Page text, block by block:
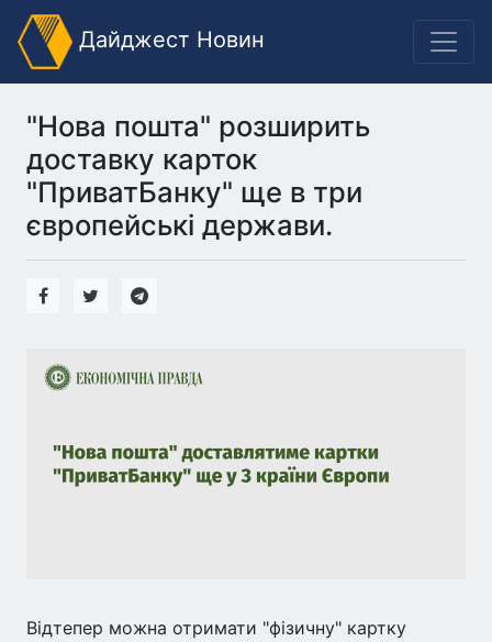
Дайджест Новин
"Нова пошта" розширить
доставку карток
"ПриватБанку" ще в три
європейські держави.
Відтепер можна отримати "фізичну" картку